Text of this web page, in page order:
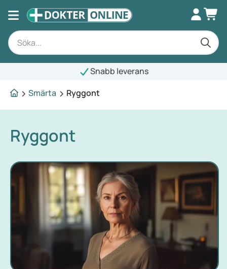
Snabb leverans
Smärta
Ryggont
Ryggont